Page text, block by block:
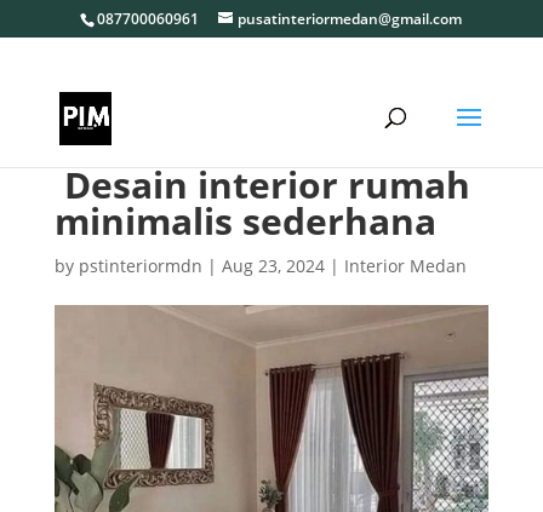
087700060961 pusatinteriormedan@gmail.com
Desain interior rumah
minimalis sederhana
by pstinteriormdn | Aug 23, 2024| Interior Medan